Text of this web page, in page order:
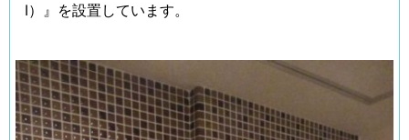
I）』を設置しています。